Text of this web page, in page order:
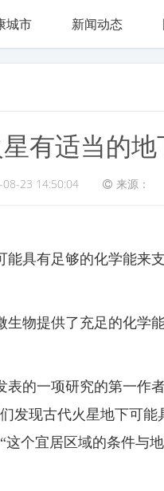
城市 新闻动态
有适当的
08-23 14:50:04 来源：
具有足够的化学能来
物提供了充足的化学
的一项研究的第一作者
发现古代火星地下可
个宜居区域的条件与